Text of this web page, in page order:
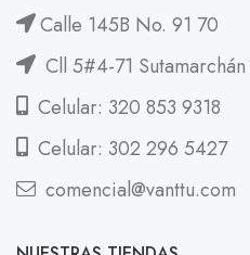
Calle 145B No. 91 70
Cll 5#4-71 Sutamarchán
Celular: 320 853 9318
Celular: 302 296 5427
comencial@vanttu.com